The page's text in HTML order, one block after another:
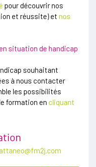
pour découvrir nos
et réussite) et nos
situation de handicap
souhaitant
à nous contacter
les possibilités
formation en cliquant